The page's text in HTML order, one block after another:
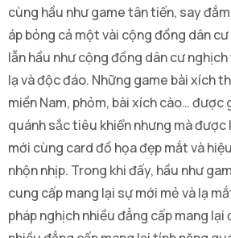
cùng hầu như game tân tiến, say
áp bỏng cả một vài cộng đồng dân
lẫn hầu như cộng đồng dân cư
lạ và độc đáo. Những game bài xích
miền Nam, phỏm, bài xích cào… được
quánh sắc tiêu khiển nhưng mà
mới cùng card đồ họa đẹp mắt và
nhộn nhịp. Trong khi đấy, hầu như
cung cấp mang lại sự mới mẻ và lạ
pháp nghịch nhiều đẳng cấp mang lại